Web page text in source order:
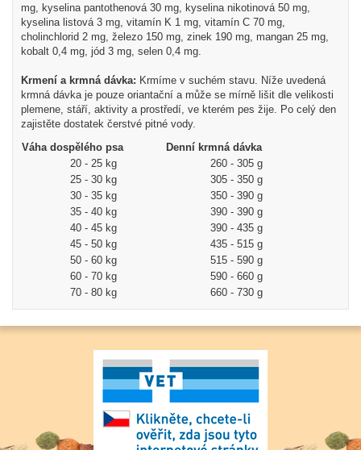
mg, kyselina pantothenová 30 mg, kyselina nikotinová 50 mg,
kyselina listová 3 mg, vitamín K 1 mg, vitamín C 70 mg,
cholinchlorid 2 mg, železo 150 mg, zinek 190 mg, mangan 25 mg,
kobalt 0,4 mg, jód 3 mg, selen 0,4 mg.
Krmení a krmná dávka: Krmíme v suchém stavu. Níže uvedená
krmná dávka je pouze oriantační a může se mírně lišit dle velikosti
plemene, stáří, aktivity a prostředí, ve kterém pes žije. Po celý den
zajistěte dostatek čerstvé pitné vody.
Váha dospělého psa
Denní krmná dávka
20 - 25 kg
260 - 305 g
25 - 30 kg
305 - 350 g
30 - 35 kg
350 - 390 g
35 - 40 kg
390 - 390 g
40 - 45 kg
390 - 435 g
45 - 50 kg
435 - 515 g
50 - 60 kg
515 - 590 g
60 - 70 kg
590 - 660 g
70 - 80 kg
660 - 730 g